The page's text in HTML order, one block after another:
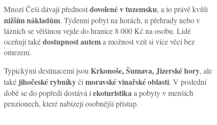
Mnozí Češi dávají přednostdovolené v tuzemsku, a to právě kvůli
nižším nákladům. Týdenní pobyt na horách, u přehrady nebo v
lázních se většinou vejde do hranice 8 000 Kč na osobu. Lidé
oceňují takédostupnost autema možnost vzít si více věcí bez
omezení.
Typickými destinacemi jsou Krkonoše, Šumava, Jizerské hory, ale
také jihočeské rybníkyči moravské vinařské oblasti. V poslední
době se do popředí dostává i ekoturistikaa pobyty v menších
penzionech, které nabízejí osobnější přístup.